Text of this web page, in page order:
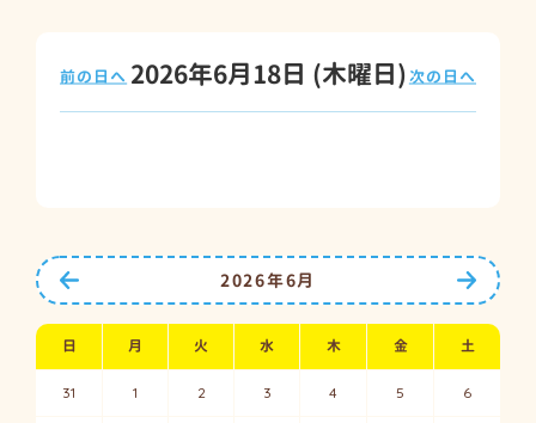
2026年6月18日 (木曜日)
前の日へ 次の日へ
次の月
2026年6月
日 月 火 水 木 金 土
31 1 2 3 4 5 6